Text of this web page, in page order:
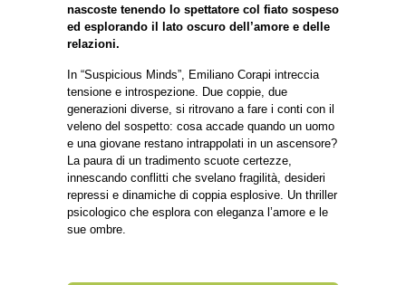
nascoste tenendo lo spettatore col fiato sospeso
ed esplorando il lato oscuro dell’amore e delle
relazioni.
In “Suspicious Minds”, Emiliano Corapi intreccia
tensione e introspezione. Due coppie, due
generazioni diverse, si ritrovano a fare i conti con il
veleno del sospetto: cosa accade quando un uomo
e una giovane restano intrappolati in un ascensore?
La paura di un tradimento scuote certezze,
innescando conflitti che svelano fragilità, desideri
repressi e dinamiche di coppia esplosive. Un thriller
psicologico che esplora con eleganza l’amore e le
sue ombre.